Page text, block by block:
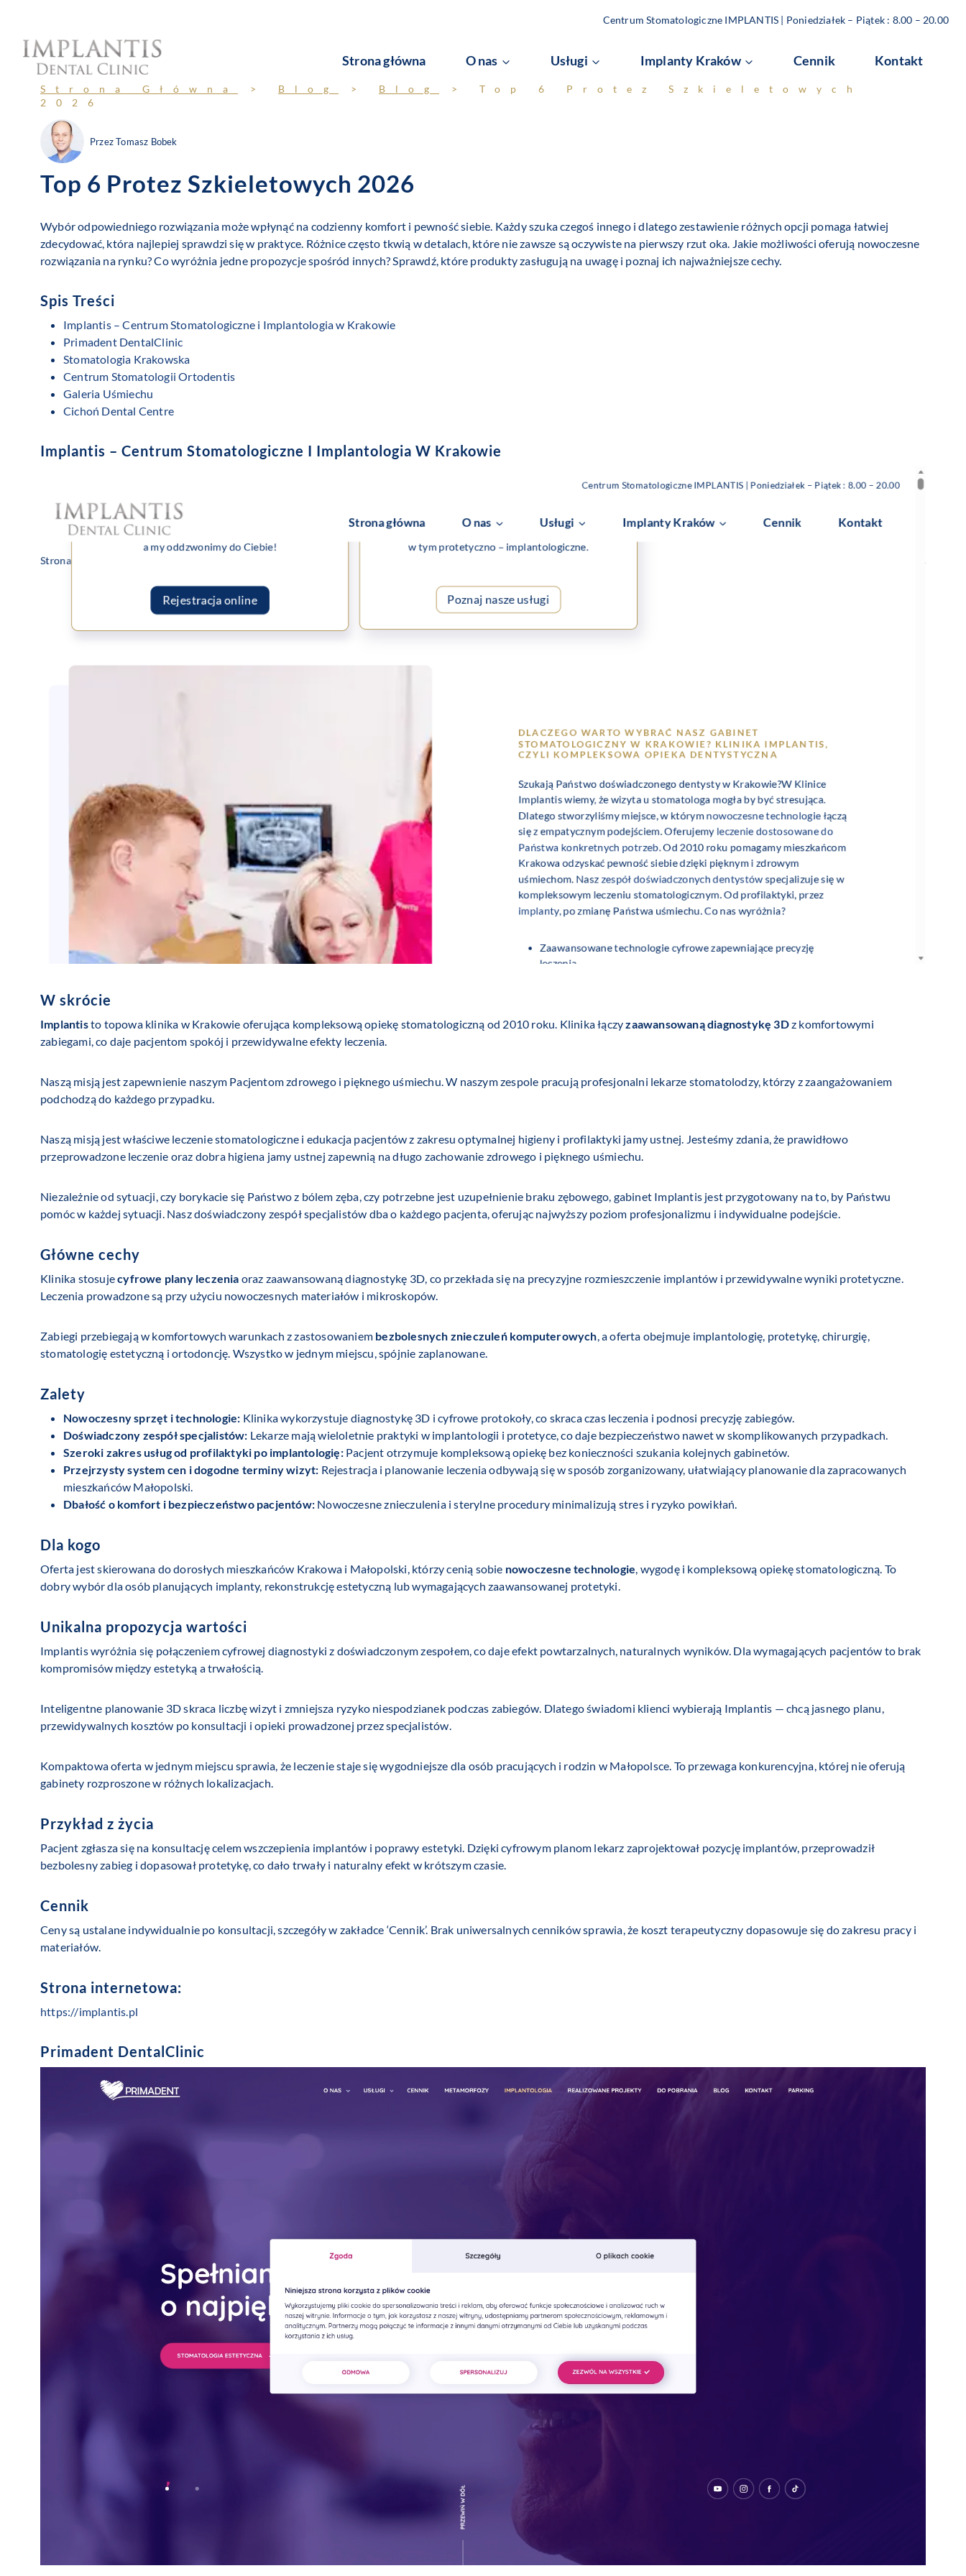
treści
Centrum Stomatologiczne IMPLANTIS | Poniedziałek – Piątek : 8.00 – 20.00
Strona główna O nas Usługi Implanty Kraków Cennik Kontakt
Strona Główna > Blog > Blog > Top 6 Protez Szkieletowych
2026
PrzezTomasz Bobek
Top 6 Protez Szkieletowych 2026
Wybór odpowiedniego rozwiązania może wpłynąć na codzienny komfort i pewność siebie. Każdy szuka czegoś innego i dlatego zestawienie różnych opcji pomaga łatwiej
zdecydować, która najlepiej sprawdzi się w praktyce. Różnice często tkwią w detalach, które nie zawsze są oczywiste na pierwszy rzut oka. Jakie możliwości oferują nowoczesne
rozwiązania na rynku? Co wyróżnia jedne propozycje spośród innych? Sprawdź, które produkty zasługują na uwagę i poznaj ich najważniejsze cechy.
Spis Treści
Implantis – Centrum Stomatologiczne i Implantologia w Krakowie
Primadent DentalClinic
Stomatologia Krakowska
Centrum Stomatologii Ortodentis
Galeria Uśmiechu
Cichoń Dental Centre
Implantis – Centrum Stomatologiczne I Implantologia W Krakowie
W skrócie
Implantisto topowa klinika w Krakowie oferująca kompleksową opiekę stomatologiczną od 2010 roku. Klinika łączyzaawansowaną diagnostykę 3Dz komfortowymi
zabiegami, co daje pacjentom spokój i przewidywalne efekty leczenia.
Naszą misją jest zapewnienie naszym Pacjentom zdrowego i pięknego uśmiechu. W naszym zespole pracują profesjonalni lekarze stomatolodzy, którzy z zaangażowaniem
podchodzą do każdego przypadku.
Naszą misją jest właściwe leczenie stomatologiczne i edukacja pacjentów z zakresu optymalnej higieny i profilaktyki jamy ustnej. Jesteśmy zdania, że prawidłowo
przeprowadzone leczenie oraz dobra higiena jamy ustnej zapewnią na długo zachowanie zdrowego i pięknego uśmiechu.
Niezależnie od sytuacji, czy borykacie się Państwo z bólem zęba, czy potrzebne jest uzupełnienie braku zębowego, gabinet Implantis jest przygotowany na to, by Państwu
pomóc w każdej sytuacji. Nasz doświadczony zespół specjalistów dba o każdego pacjenta, oferując najwyższy poziom profesjonalizmu i indywidualne podejście.
Główne cechy
Klinika stosujecyfrowe plany leczenia oraz zaawansowaną diagnostykę 3D, co przekłada się na precyzyjne rozmieszczenie implantów i przewidywalne wyniki protetyczne.
Leczenia prowadzone są przy użyciu nowoczesnych materiałów i mikroskopów.
Zabiegi przebiegają w komfortowych warunkach z zastosowaniem bezbolesnych znieczuleń komputerowych, a oferta obejmuje implantologię, protetykę, chirurgię,
stomatologię estetyczną i ortodoncję. Wszystko w jednym miejscu, spójnie zaplanowane.
Zalety
Nowoczesny sprzęt i technologie: Klinika wykorzystuje diagnostykę 3D i cyfrowe protokoły, co skraca czas leczenia i podnosi precyzję zabiegów.
Doświadczony zespół specjalistów: Lekarze mają wieloletnie praktyki w implantologii i protetyce, co daje bezpieczeństwo nawet w skomplikowanych przypadkach.
Szeroki zakres usług od profilaktyki po implantologię:Pacjent otrzymuje kompleksową opiekę bez konieczności szukania kolejnych gabinetów.
Przejrzysty system cen i dogodne terminy wizyt: Rejestracja i planowanie leczenia odbywają się w sposób zorganizowany, ułatwiający planowanie dla zapracowanych
mieszkańców Małopolski.
Dbałość o komfort i bezpieczeństwo pacjentów: Nowoczesne znieczulenia i sterylne procedury minimalizują stres i ryzyko powikłań.
Dla kogo
Oferta jest skierowana do dorosłych mieszkańców Krakowa i Małopolski, którzy cenią sobie nowoczesne technologie, wygodę i kompleksową opiekę stomatologiczną. To
dobry wybór dla osób planujących implanty, rekonstrukcję estetyczną lub wymagających zaawansowanej protetyki.
Unikalna propozycja wartości
Implantis wyróżnia się połączeniem cyfrowej diagnostyki z doświadczonym zespołem, co daje efekt powtarzalnych, naturalnych wyników. Dla wymagających pacjentów to brak
kompromisów między estetyką a trwałością.
Inteligentne planowanie 3D skraca liczbę wizyt i zmniejsza ryzyko niespodzianek podczas zabiegów. Dlatego świadomi klienci wybierają Implantis — chcą jasnego planu,
przewidywalnych kosztów po konsultacji i opieki prowadzonej przez specjalistów.
Kompaktowa oferta w jednym miejscu sprawia, że leczenie staje się wygodniejsze dla osób pracujących i rodzin w Małopolsce. To przewaga konkurencyjna, której nie oferują
gabinety rozproszone w różnych lokalizacjach.
Przykład z życia
Pacjent zgłasza się na konsultację celem wszczepienia implantów i poprawy estetyki. Dzięki cyfrowym planom lekarz zaprojektował pozycję implantów, przeprowadził
bezbolesny zabieg i dopasował protetykę, co dało trwały i naturalny efekt w krótszym czasie.
Cennik
Ceny są ustalane indywidualnie po konsultacji, szczegóły w zakładce ‘Cennik’. Brak uniwersalnych cenników sprawia, że koszt terapeutyczny dopasowuje się do zakresu pracy i
materiałów.
Strona internetowa:
https://implantis.pl
Primadent DentalClinic